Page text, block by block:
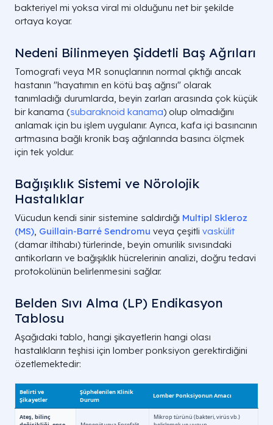
bakteriyel mi yoksa viral mi olduğunu net bir şekilde
ortaya koyar.
Nedeni Bilinmeyen Şiddetli Baş Ağrıları
Tomografi veya MR sonuçlarının normal çıktığı ancak
hastanın "hayatımın en kötü baş ağrısı" olarak
tanımladığı durumlarda, beyin zarları arasında çok küçük
bir kanama (subaraknoid kanama) olup olmadığını
anlamak için bu işlem uygulanır. Ayrıca, kafa içi basıncının
artmasına bağlı kronik baş ağrılarında basıncı ölçmek
için tek yoldur.
Bağışıklık Sistemi ve Nörolojik
Hastalıklar
Vücudun kendi sinir sistemine saldırdığı Multipl Skleroz
(MS) Guillain-Barré Sendromu veya çeşitli vaskülit
(damar iltihabı) türlerinde, beyin omurilik sıvısındaki
antikorların ve bağışıklık hücrelerinin analizi, doğru tedavi
protokolünün belirlenmesini sağlar.
Belden Sıvı Alma (LP) Endikasyon
Tablosu
Aşağıdaki tablo, hangi şikayetlerin hangi olası
hastalıkların teşhisi için lomber ponksiyon gerektirdiğini
özetlemektedir: